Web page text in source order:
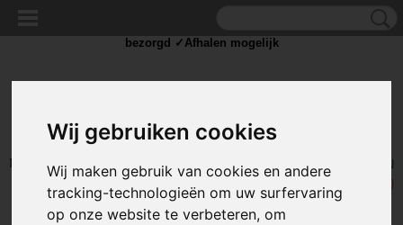
Wij gebruiken cookies
Wij maken gebruik van cookies en andere
tracking-technologieën om uw surfervaring
op onze website te verbeteren, om
Inloggen Registreren
UW WINKELWAGEN
(0)
bezorgd ✓Afhalen mogelijk